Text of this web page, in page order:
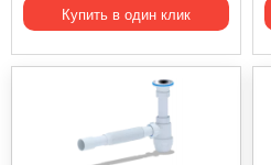
Купить в один клик